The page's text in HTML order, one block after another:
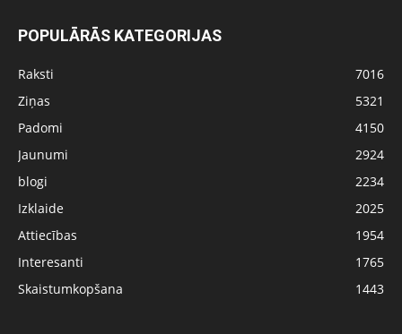
POPULĀRĀS KATEGORIJAS
Raksti
7016
Ziņas
5321
Padomi
4150
Jaunumi
2924
blogi
2234
Izklaide
2025
Attiecības
1954
Interesanti
1765
Skaistumkopšana
1443